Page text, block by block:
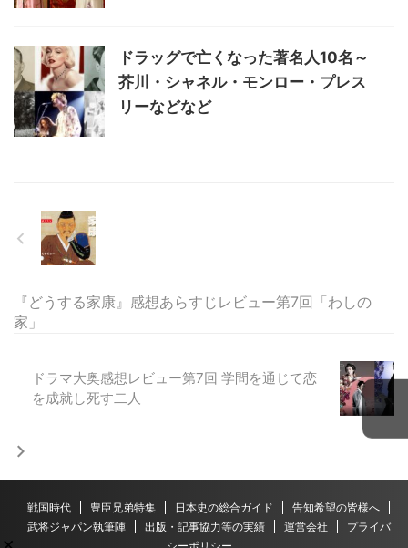
ドラッグで亡くなった著名人10名～
芥川・シャネル・モンロー・プレス
リーなどなど
『どうする家康』感想あらすじレビュー第7回「わしの
家」
ドラマ大奥感想レビュー第7回 学問を通じて恋
を成就し死す二人
戦国時代 豊臣兄弟特集 日本史の総合ガイド
告知希望の皆様へ
武将ジャパン執筆陣
出版・記事協力等の実績 運営会社
プライバ